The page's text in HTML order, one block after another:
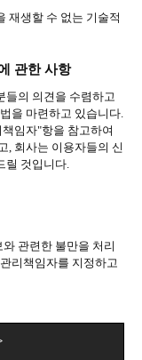
재생할 수 없는 기술적
관한 사항
들의 의견을 수렴하고
을 마련하고 있습니다.
책임자"항을 참고하여
, 회사는 이용자들의 신
릴 것입니다.
관련한 불만을 처리
리책임자를 지정하고